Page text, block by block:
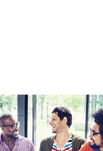
InfraDays2026
2 - 3 aprilie 2026